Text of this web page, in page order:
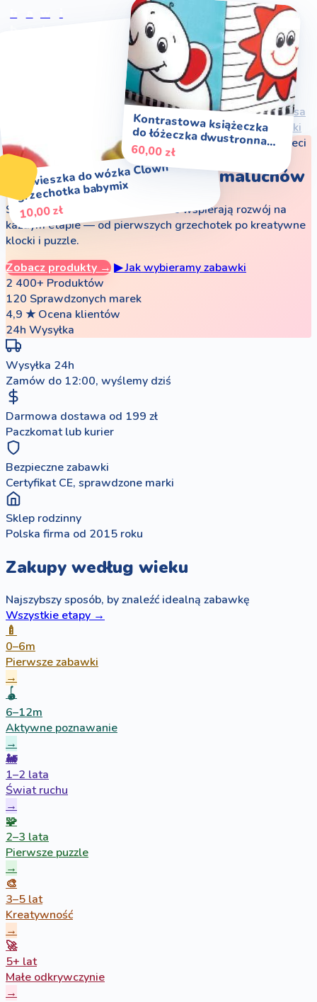
✨zabawki, które dają
Dla malucha (3m – 6m)Dla bobasa
Dla odkrywcy (12 – 24m)Wszystkie zabawki
★Sklep rodzinny od 2015 — 15 000+ szczęśliwych dzieci
Radość każdego dniadla maluchów
Starannie dobrane zabawki, które wspierają rozwój na
każdym etapie — od pierwszych grzechotek po kreatywne
klocki i puzzle.
Zobacz produkty →▶ Jak wybieramy zabawki
2 400+ Produktów
120 Sprawdzonych marek
4,9 ★ Ocena klientów
24h Wysyłka
Zawieszka do wózka Clown
grzechotka babymix
10,00 zł
Kontrastowa książeczka
do łóżeczka dwustronna
TinyLove
60,00 zł
Wysyłka 24h
Zamów do 12:00, wyślemy dziś
Darmowa dostawa od 199 zł
Paczkomat lub kurier
Bezpieczne zabawki
Certyfikat CE, sprawdzone marki
Sklep rodzinny
Polska firma od 2015 roku
Zakupy według wieku
Najszybszy sposób, by znaleźć idealną zabawkę
Wszystkie etapy →
🍼
0–6m
Pierwsze zabawki
→
🪀
6–12m
Aktywne poznawanie
→
🚂
1–2 lata
Świat ruchu
→
🧩
2–3 lata
Pierwsze puzzle
→
🎨
3–5 lat
Kreatywność
→
🚀
5+ lat
Małe odkrywczynie
→